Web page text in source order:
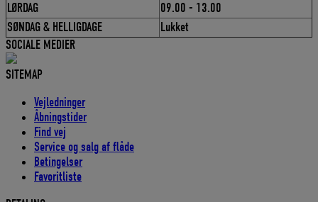
LØRDAG
09.00 - 13.00
SØNDAG & HELLIGDAGE
Lukket
SOCIALE MEDIER
SITEMAP
Vejledninger
Åbningstider
Find vej
Service og salg af flåde
Betingelser
Favoritliste